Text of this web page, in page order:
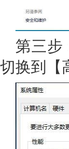
第三步
切换到【